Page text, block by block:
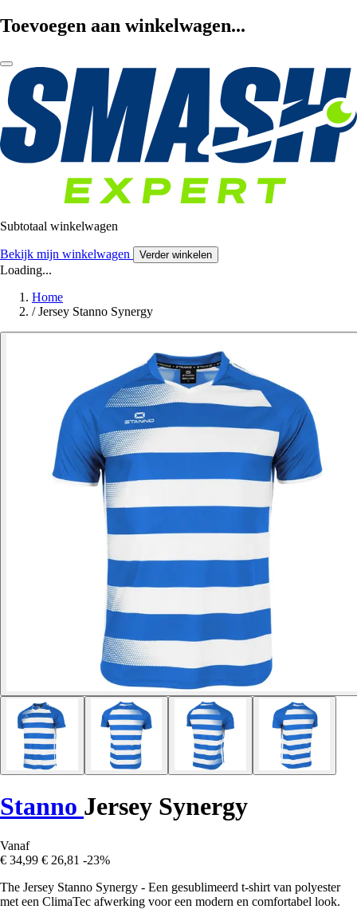
Toevoegen aan winkelwagen...
Subtotaal winkelwagen
Bekijk mijn winkelwagen Verder winkelen
Loading...
Home
/ Jersey Stanno Synergy
Stanno Jersey Synergy
Vanaf
€ 34,99 € 26,81 -23%
The Jersey Stanno Synergy - Een gesublimeerd t-shirt van polyester
met een ClimaTec afwerking voor een modern en comfortabel look.